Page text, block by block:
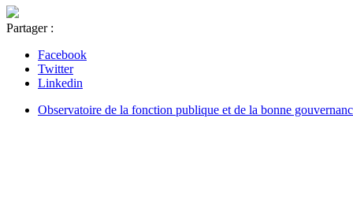
Partager :
Facebook
Twitter
Linkedin
Observatoire de la fonction publique et de la bonne